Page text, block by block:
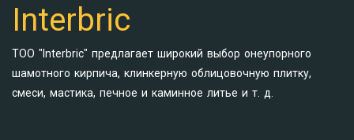
Interbric
ТОО "Interbric" предлагает широкий выбор онеупорного
шамотного кирпича, клинкерную облицовочную плитку,
смеси, мастика, печное и каминное литье и т. д.